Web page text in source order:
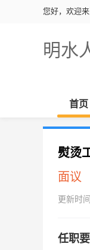
您好，欢迎来
明水
首页
熨烫
面议
更新时
任职